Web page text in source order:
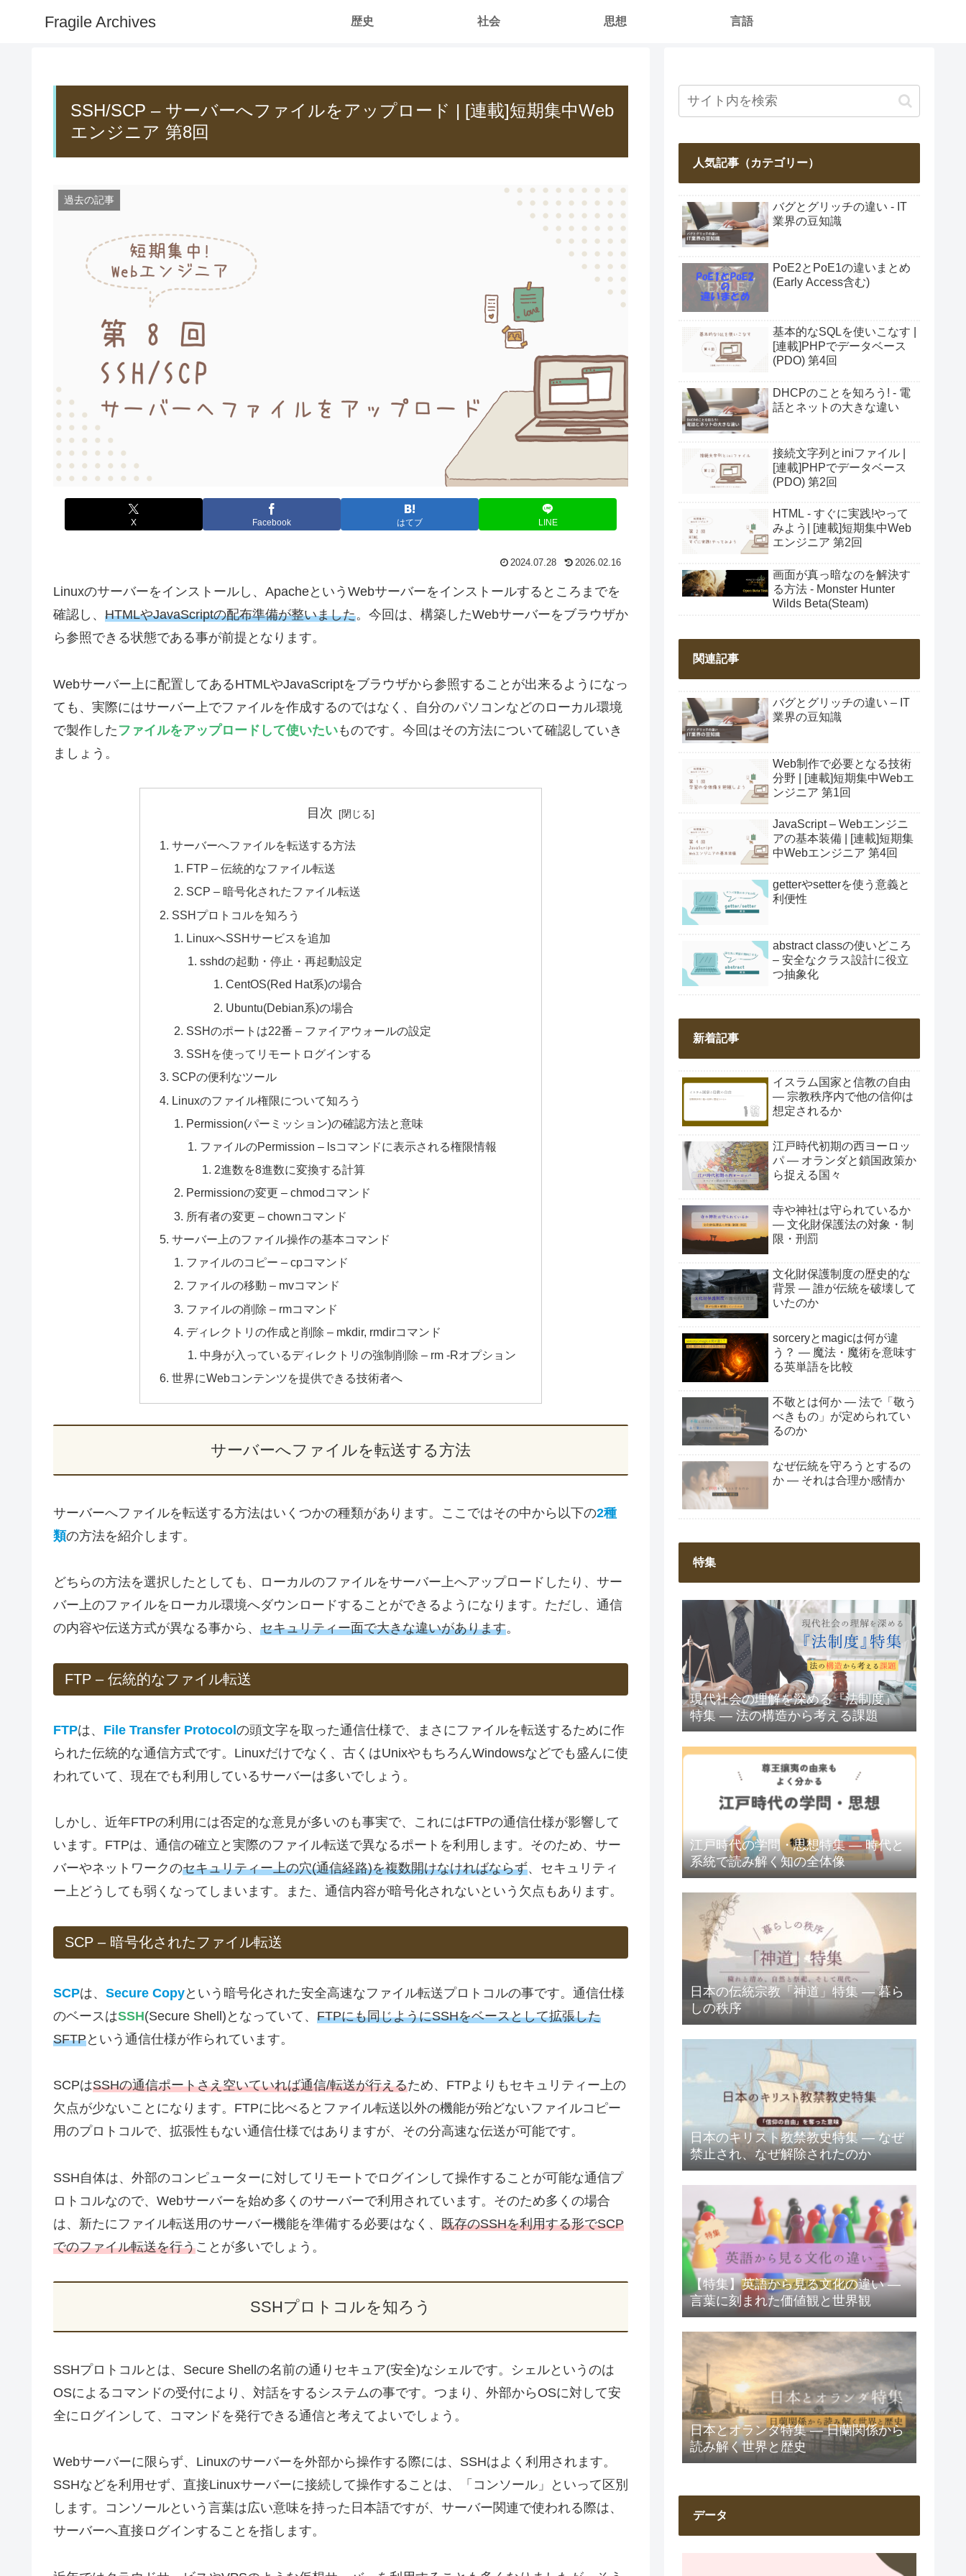
Fragile Archives 歴史 社会 思想 言語
SSH/SCP – サーバーへファイルをアップロード | [連載]短期集中Web
エンジニア 第8回
過去の記事
X Facebook はてブ LINE
2024.07.28 2026.02.16
Linuxのサーバーをインストールし、ApacheというWebサーバーをインストールするところまでを
確認し、 HTMLやJavaScriptの配布準備が整いました。今回は、構築したWebサーバーをブラウザか
ら参照できる状態である事が前提となります。
Webサーバー上に配置してあるHTMLやJavaScriptをブラウザから参照することが出来るようになっ
ても、実際にはサーバー上でファイルを作成するのではなく、自分のパソコンなどのローカル環境
で製作した ファイルをアップロードして使いたいものです。今回はその方法について確認していき
ましょう。
目次
サーバーへファイルを転送する方法
FTP – 伝統的なファイル転送
SCP – 暗号化されたファイル転送
SSHプロトコルを知ろう
LinuxへSSHサービスを追加
sshdの起動・停止・再起動設定
CentOS(Red Hat系)の場合
Ubuntu(Debian系)の場合
SSHのポートは22番 – ファイアウォールの設定
SSHを使ってリモートログインする
SCPの便利なツール
Linuxのファイル権限について知ろう
Permission(パーミッション)の確認方法と意味
ファイルのPermission – lsコマンドに表示される権限情報
2進数を8進数に変換する計算
Permissionの変更 – chmodコマンド
所有者の変更 – chownコマンド
サーバー上のファイル操作の基本コマンド
ファイルのコピー – cpコマンド
ファイルの移動 – mvコマンド
ファイルの削除 – rmコマンド
ディレクトリの作成と削除 – mkdir, rmdirコマンド
中身が入っているディレクトリの強制削除 – rm -Rオプション
世界にWebコンテンツを提供できる技術者へ
サーバーへファイルを転送する方法
サーバーへファイルを転送する方法はいくつかの種類があります。ここではその中から以下の2種
類の方法を紹介します。
どちらの方法を選択したとしても、ローカルのファイルをサーバー上へアップロードしたり、サー
バー上のファイルをローカル環境へダウンロードすることができるようになります。ただし、通信
の内容や伝送方式が異なる事から、 セキュリティー面で大きな違いがあります。
FTP – 伝統的なファイル転送
FTPは、 File Transfer Protocolの頭文字を取った通信仕様で、まさにファイルを転送するために作
られた伝統的な通信方式です。Linuxだけでなく、古くはUnixやもちろんWindowsなどでも盛んに使
われていて、現在でも利用しているサーバーは多いでしょう。
しかし、近年FTPの利用には否定的な意見が多いのも事実で、これにはFTPの通信仕様が影響して
います。FTPは、通信の確立と実際のファイル転送で異なるポートを利用します。そのため、サー
バーやネットワークのセキュリティー上の穴(通信経路)を複数開けなければならず、セキュリティ
ー上どうしても弱くなってしまいます。また、通信内容が暗号化されないという欠点もあります。
SCP – 暗号化されたファイル転送
SCPは、 Secure Copyという暗号化された安全高速なファイル転送プロトコルの事です。通信仕様
のベースはSSH(Secure Shell)となっていて、 FTPにも同じようにSSHをベースとして拡張した
SFTPという通信仕様が作られています。
SCPはSSHの通信ポートさえ空いていれば通信/転送が行えるため、FTPよりもセキュリティー上の
欠点が少ないことになります。FTPに比べるとファイル転送以外の機能が殆どないファイルコピー
用のプロトコルで、拡張性もない通信仕様ではありますが、その分高速な伝送が可能です。
SSH自体は、外部のコンピューターに対してリモートでログインして操作することが可能な通信プ
ロトコルなので、Webサーバーを始め多くのサーバーで利用されています。そのため多くの場合
は、新たにファイル転送用のサーバー機能を準備する必要はなく、 既存のSSHを利用する形でSCP
でのファイル転送を行うことが多いでしょう。
SSHプロトコルを知ろう
SSHプロトコルとは、Secure Shellの名前の通りセキュア(安全)なシェルです。シェルというのは
OSによるコマンドの受付により、対話をするシステムの事です。つまり、外部からOSに対して安
全にログインして、コマンドを発行できる通信と考えてよいでしょう。
Webサーバーに限らず、Linuxのサーバーを外部から操作する際には、SSHはよく利用されます。
SSHなどを利用せず、直接Linuxサーバーに接続して操作することは、「コンソール」といって区別
します。コンソールという言葉は広い意味を持った日本語ですが、サーバー関連で使われる際は、
サーバーへ直接ログインすることを指します。
人気記事（カテゴリー）
バグとグリッチの違い - IT
業界の豆知識
PoE2とPoE1の違いまとめ
(Early Access含む)
基本的なSQLを使いこなす |
[連載]PHPでデータベース
(PDO) 第4回
DHCPのことを知ろう! - 電
話とネットの大きな違い
接続文字列とiniファイル |
[連載]PHPでデータベース
(PDO) 第2回
HTML - すぐに実践!やって
みよう| [連載]短期集中Web
エンジニア 第2回
画面が真っ暗なのを解決す
る方法 - Monster Hunter
Wilds Beta(Steam)
関連記事
バグとグリッチの違い – IT
業界の豆知識
Web制作で必要となる技術
分野 | [連載]短期集中Webエ
ンジニア 第1回
JavaScript – Webエンジニ
アの基本装備 | [連載]短期集
中Webエンジニア 第4回
getterやsetterを使う意義と
利便性
abstract classの使いどころ
– 安全なクラス設計に役立
つ抽象化
新着記事
イスラム国家と信教の自由
― 宗教秩序内で他の信仰は
想定されるか
江戸時代初期の西ヨーロッ
パ ― オランダと鎖国政策か
ら捉える国々
寺や神社は守られているか
― 文化財保護法の対象・制
限・刑罰
文化財保護制度の歴史的な
背景 ― 誰が伝統を破壊して
いたのか
sorceryとmagicは何が違
う？ ― 魔法・魔術を意味す
る英単語を比較
不敬とは何か ― 法で「敬う
べきもの」が定められてい
るのか
なぜ伝統を守ろうとするの
か ― それは合理か感情か
特集
現代社会の理解を深める『法制度』
特集 ― 法の構造から考える課題
江戸時代の学問・思想特集 ― 時代と
系統で読み解く知の全体像
日本の伝統宗教「神道」特集 ― 暮ら
しの秩序
日本のキリスト教禁教史特集 ― なぜ
禁止され、なぜ解除されたのか
【特集】英語から見る文化の違い ―
言葉に刻まれた価値観と世界観
日本とオランダ特集 ― 日蘭関係から
読み解く世界と歴史
データ